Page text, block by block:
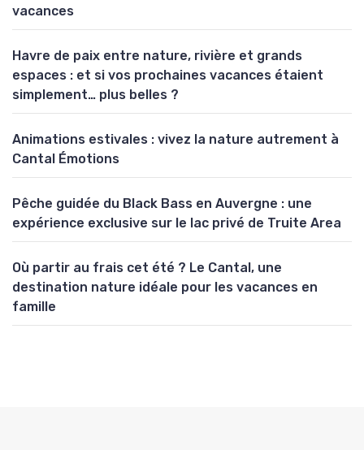
vacances
Havre de paix entre nature, rivière et grands
espaces : et si vos prochaines vacances étaient
simplement… plus belles ?
Animations estivales : vivez la nature autrement à
Cantal Émotions
Pêche guidée du Black Bass en Auvergne : une
expérience exclusive sur le lac privé de Truite Area
Où partir au frais cet été ? Le Cantal, une
destination nature idéale pour les vacances en
famille